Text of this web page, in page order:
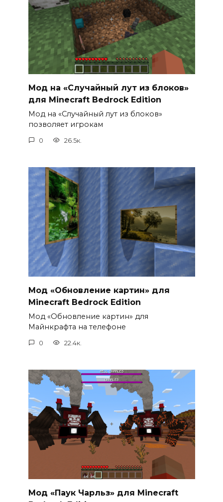
Мод на «Случайный лут из блоков»
для Minecraft Bedrock Edition
Мод на «Случайный лут из блоков»
позволяет игрокам
0 26.5к.
Мод «Обновление картин» для
Minecraft Bedrock Edition
Мод «Обновление картин» для
Майнкрафта на телефоне
0 22.4к.
Мод «Паук Чарльз» для Minecraft